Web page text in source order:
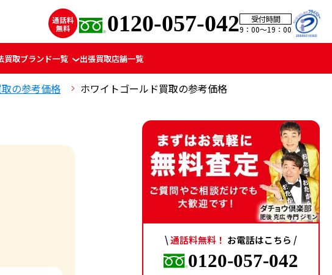
0120-057-042
受付時間
9：00〜19：00
買取ブランド一覧 出張買取店舗一覧
の参考価格 ホワイトゴールド買取の参考価格
\通話料無料！ お電話はこちら /
0120-057-042